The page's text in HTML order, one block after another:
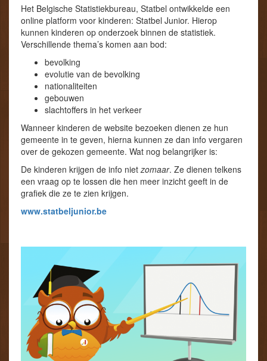
Het Belgische Statistiekbureau, Statbel ontwikkelde een
online platform voor kinderen: Statbel Junior. Hierop
kunnen kinderen op onderzoek binnen de statistiek.
Verschillende thema’s komen aan bod:
bevolking
evolutie van de bevolking
nationaliteiten
gebouwen
slachtoffers in het verkeer
Wanneer kinderen de website bezoeken dienen ze hun
gemeente in te geven, hierna kunnen ze dan info vergaren
over de gekozen gemeente. Wat nog belangrijker is:
De kinderen krijgen de info nietzomaar. Ze dienen telkens
een vraag op te lossen die hen meer inzicht geeft in de
grafiek die ze te zien krijgen.
www.statbeljunior.be